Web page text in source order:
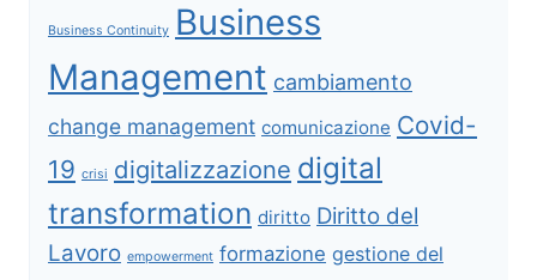
Business Continuity Business
Management cambiamento
change management comunicazione Covid-
19 crisi digitalizzazione digital
transformation diritto Diritto del
Lavoro empowerment formazione gestione del